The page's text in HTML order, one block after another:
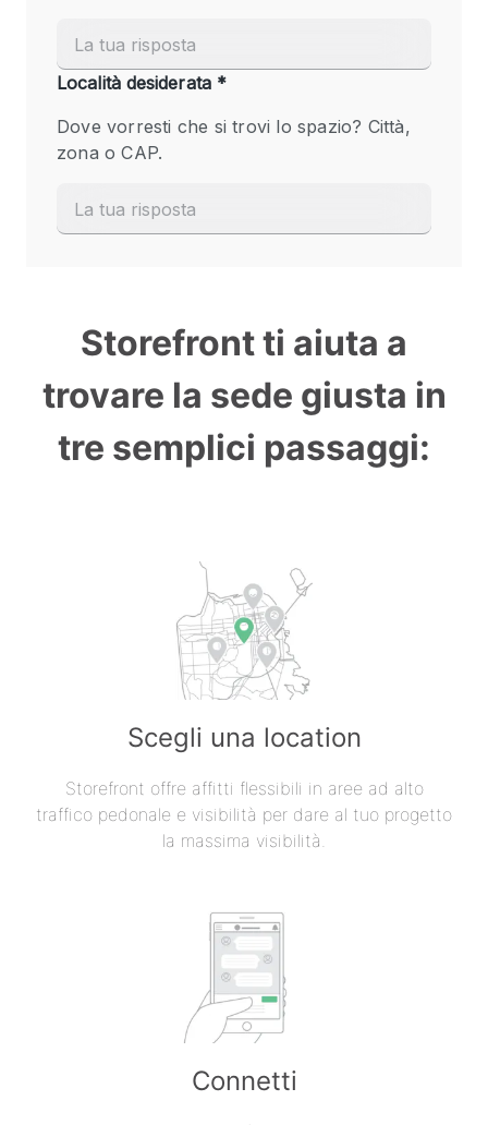
Storefront ti aiuta a
trovare la sede giusta in
tre semplici passaggi:
Scegli una location
Storefront offre affitti flessibili in aree ad alto
traffico pedonale e visibilità per dare al tuo progetto
la massima visibilità.
Connetti